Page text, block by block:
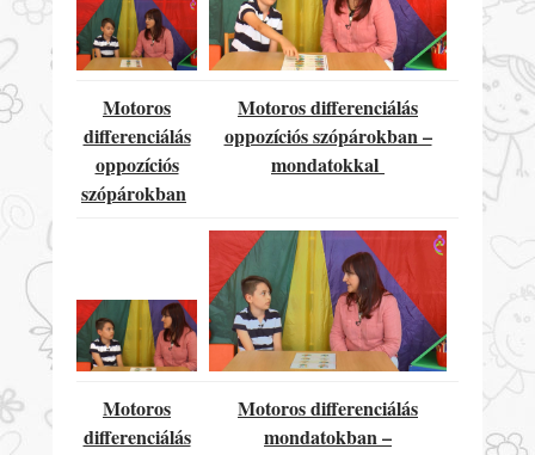
Motoros
differenciálás
oppozíciós
szópárokban
Motoros differenciálás
oppozíciós szópárokban –
mondatokkal
Motoros
differenciálás
Motoros differenciálás
mondatokban –